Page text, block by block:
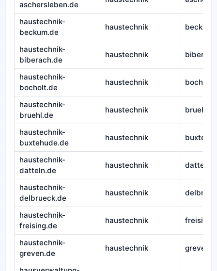
aschersleben.de
haustechnik-
beckum.de
haustechnik beckum
haustechnik-
biberach.de
haustechnik biberach
haustechnik-
bocholt.de
haustechnik bocholt
haustechnik-
bruehl.de
haustechnik bruehl
haustechnik-
buxtehude.de
haustechnik
haustechnik-
datteln.de
haustechnik datteln
haustechnik-
delbrueck.de
haustechnik
haustechnik-
freising.de
haustechnik freising
haustechnik-
greven.de
haustechnik greven